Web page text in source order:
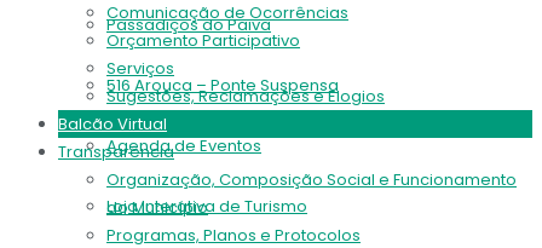
Passadiços do Paiva
516 Arouca – Ponte Suspensa
Agenda de Eventos
Loja Interativa de Turismo
Comunicação de Ocorrências
Orçamento Participativo
Serviços
Sugestões, Reclamações e Elogios
Balcão Virtual
Transparência
Organização, Composição Social e Funcionamento
do Município
Programas, Planos e Protocolos